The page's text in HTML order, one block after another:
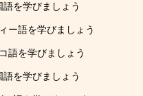
を学びましょう
ー語を学びましょう
語を学びましょう
を学びましょう